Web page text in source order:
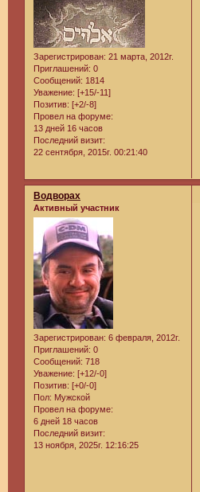
Зарегистрирован: 21 марта, 2012г.
Приглашений: 0
Сообщений: 1814
Уважение: [+15/-11]
Позитив: [+2/-8]
Провел на форуме:
13 дней 16 часов
Последний визит:
22 сентября, 2015г. 00:21:40
Водворах
Активный участник
Зарегистрирован: 6 февраля, 2012г.
Приглашений: 0
Сообщений: 718
Уважение: [+12/-0]
Позитив: [+0/-0]
Пол: Мужской
Провел на форуме:
6 дней 18 часов
Последний визит:
13 ноября, 2025г. 12:16:25